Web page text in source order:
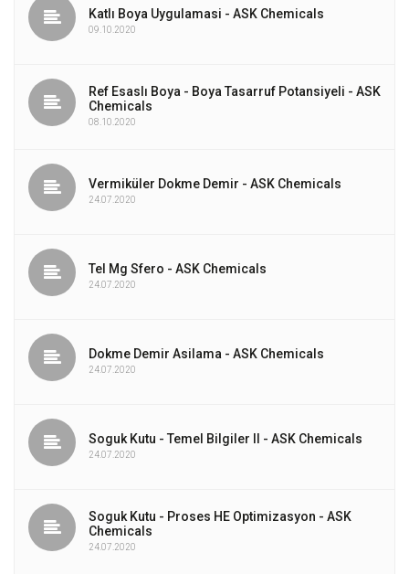
Katlı Boya Uygulamasi - ASK Chemicals
09.10.2020
Ref Esaslı Boya - Boya Tasarruf Potansiyeli - ASK
Chemicals
08.10.2020
Vermiküler Dokme Demir - ASK Chemicals
24.07.2020
Tel Mg Sfero - ASK Chemicals
24.07.2020
Dokme Demir Asilama - ASK Chemicals
24.07.2020
Soguk Kutu - Temel Bilgiler II - ASK Chemicals
24.07.2020
Soguk Kutu - Proses HE Optimizasyon - ASK
Chemicals
24.07.2020